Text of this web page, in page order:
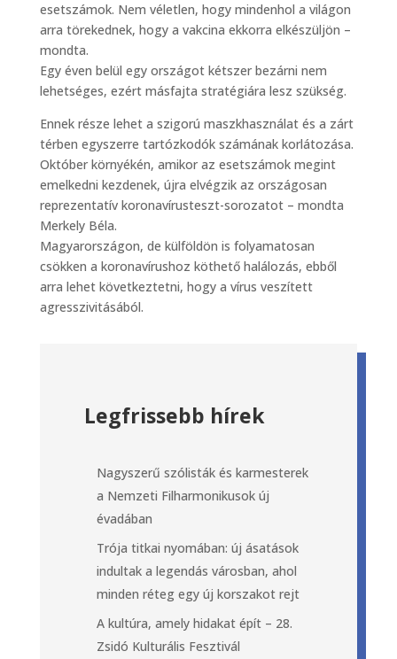
esetszámok. Nem véletlen, hogy mindenhol a világon
arra törekednek, hogy a vakcina ekkorra elkészüljön –
mondta.
Egy éven belül egy országot kétszer bezárni nem
lehetséges, ezért másfajta stratégiára lesz szükség.
Ennek része lehet a szigorú maszkhasználat és a zárt
térben egyszerre tartózkodók számának korlátozása.
Október környékén, amikor az esetszámok megint
emelkedni kezdenek, újra elvégzik az országosan
reprezentatív koronavírusteszt-sorozatot – mondta
Merkely Béla.
Magyarországon, de külföldön is folyamatosan
csökken a koronavírushoz köthető halálozás, ebből
arra lehet következtetni, hogy a vírus veszített
agresszivitásából.
Legfrissebb hírek
Nagyszerű szólisták és karmesterek
a Nemzeti Filharmonikusok új
évadában
Trója titkai nyomában: új ásatások
indultak a legendás városban, ahol
minden réteg egy új korszakot rejt
A kultúra, amely hidakat épít – 28.
Zsidó Kulturális Fesztivál